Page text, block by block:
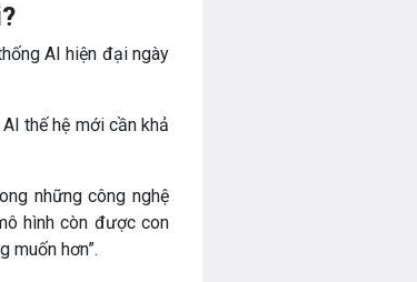
AI hiện đại ngày
thế hệ mới cần khả
những công nghệ
hình còn được con
muốn hơn”.